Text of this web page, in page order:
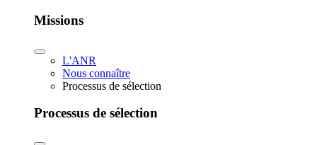
Missions
L'ANR
Nous connaître
Processus de sélection
Processus de sélection